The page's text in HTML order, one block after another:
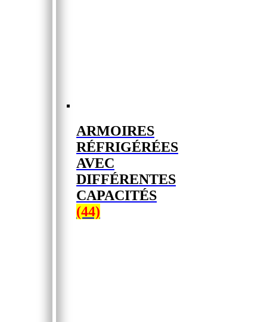
ARMOIRES
RÉFRIGÉRÉES
AVEC
DIFFÉRENTES
CAPACITÉS
(44)